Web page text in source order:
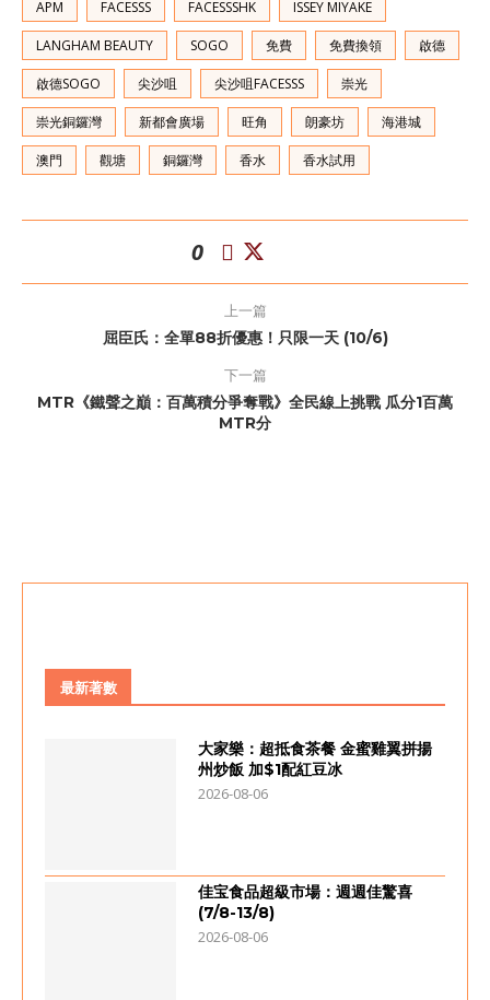
APM FACESSS FACESSSHK ISSEY MIYAKE
LANGHAM BEAUTY SOGO 免費 免費換領 啟德
啟德SOGO 尖沙咀 尖沙咀FACESSS 崇光
崇光銅鑼灣 新都會廣場 旺角 朗豪坊 海港城
澳門 觀塘 銅鑼灣 香水 香水試用
0
上一篇
屈臣氏：全單88折優惠！只限一天 (10/6)
下一篇
MTR《鐵聲之巔：百萬積分爭奪戰》全民線上挑戰 瓜分1百萬
MTR分
最新著數
大家樂：超抵食茶餐 金蜜雞翼拼揚
州炒飯 加$1配紅豆冰
2026-08-06
佳宝食品超級市場：週週佳驚喜
(7/8-13/8)
2026-08-06